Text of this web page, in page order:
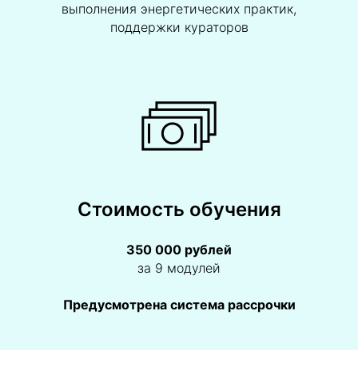
выполнения энергетических практик,
поддержки кураторов
Стоимость обучения
350 000 рублей
за 9 модулей
Предусмотрена система рассрочки